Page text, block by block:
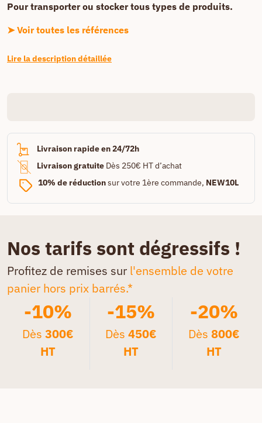
Pour transporter ou stocker tous types de produits.
➤ Voir toutes les références
Lire la description détaillée
Livraison rapide en 24/72h
Livraison gratuite Dès 250€ HT d’achat
10% de réductionsur votre 1ère commande, NEW10L
Nos tarifs sont dégressifs !
Profitez de remises sur l'ensemble de votre
panier hors prix barrés.*
-10%
Dès300€
HT
-15%
Dès 450€
HT
-20%
Dès 800€
HT